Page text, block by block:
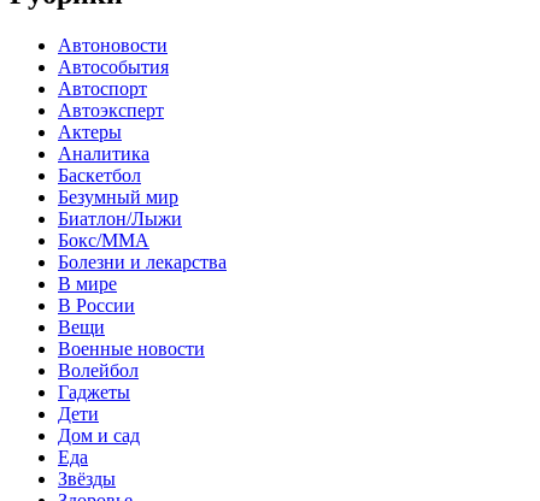
Автоновости
Автособытия
Автоспорт
Автоэксперт
Актеры
Аналитика
Баскетбол
Безумный мир
Биатлон/Лыжи
Бокс/MMA
Болезни и лекарства
В мире
В России
Вещи
Военные новости
Волейбол
Гаджеты
Дети
Дом и сад
Еда
Звёзды